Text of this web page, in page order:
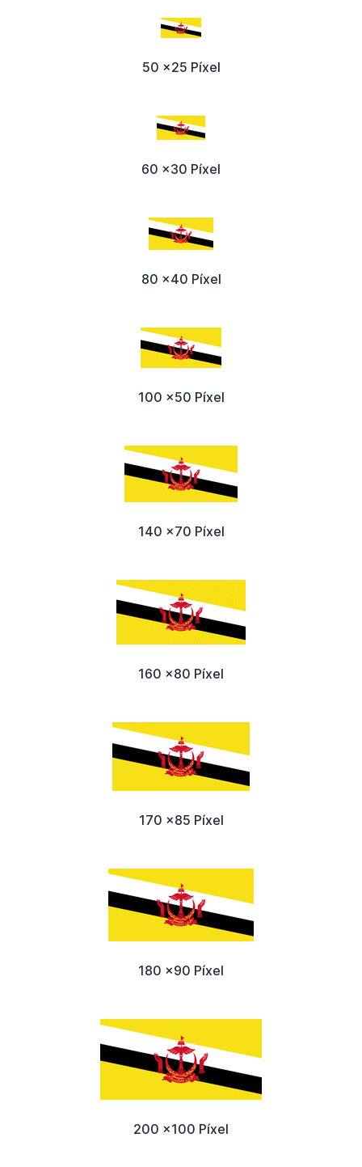
50 x25 Píxel
60 x30 Píxel
80 x40 Píxel
100 x50 Píxel
140 x70 Píxel
160 x80 Píxel
170 x85 Píxel
180 x90 Píxel
200 x100 Píxel